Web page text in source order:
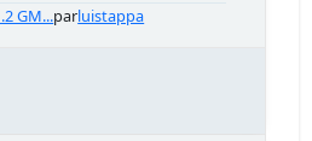
GM...parluistappa